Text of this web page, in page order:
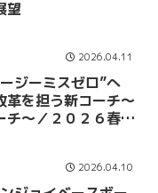
望
2026.04.11
ージーミスゼロ”へ
革を担う新コーチ～
チ～／２０２６春季
2026.04.10